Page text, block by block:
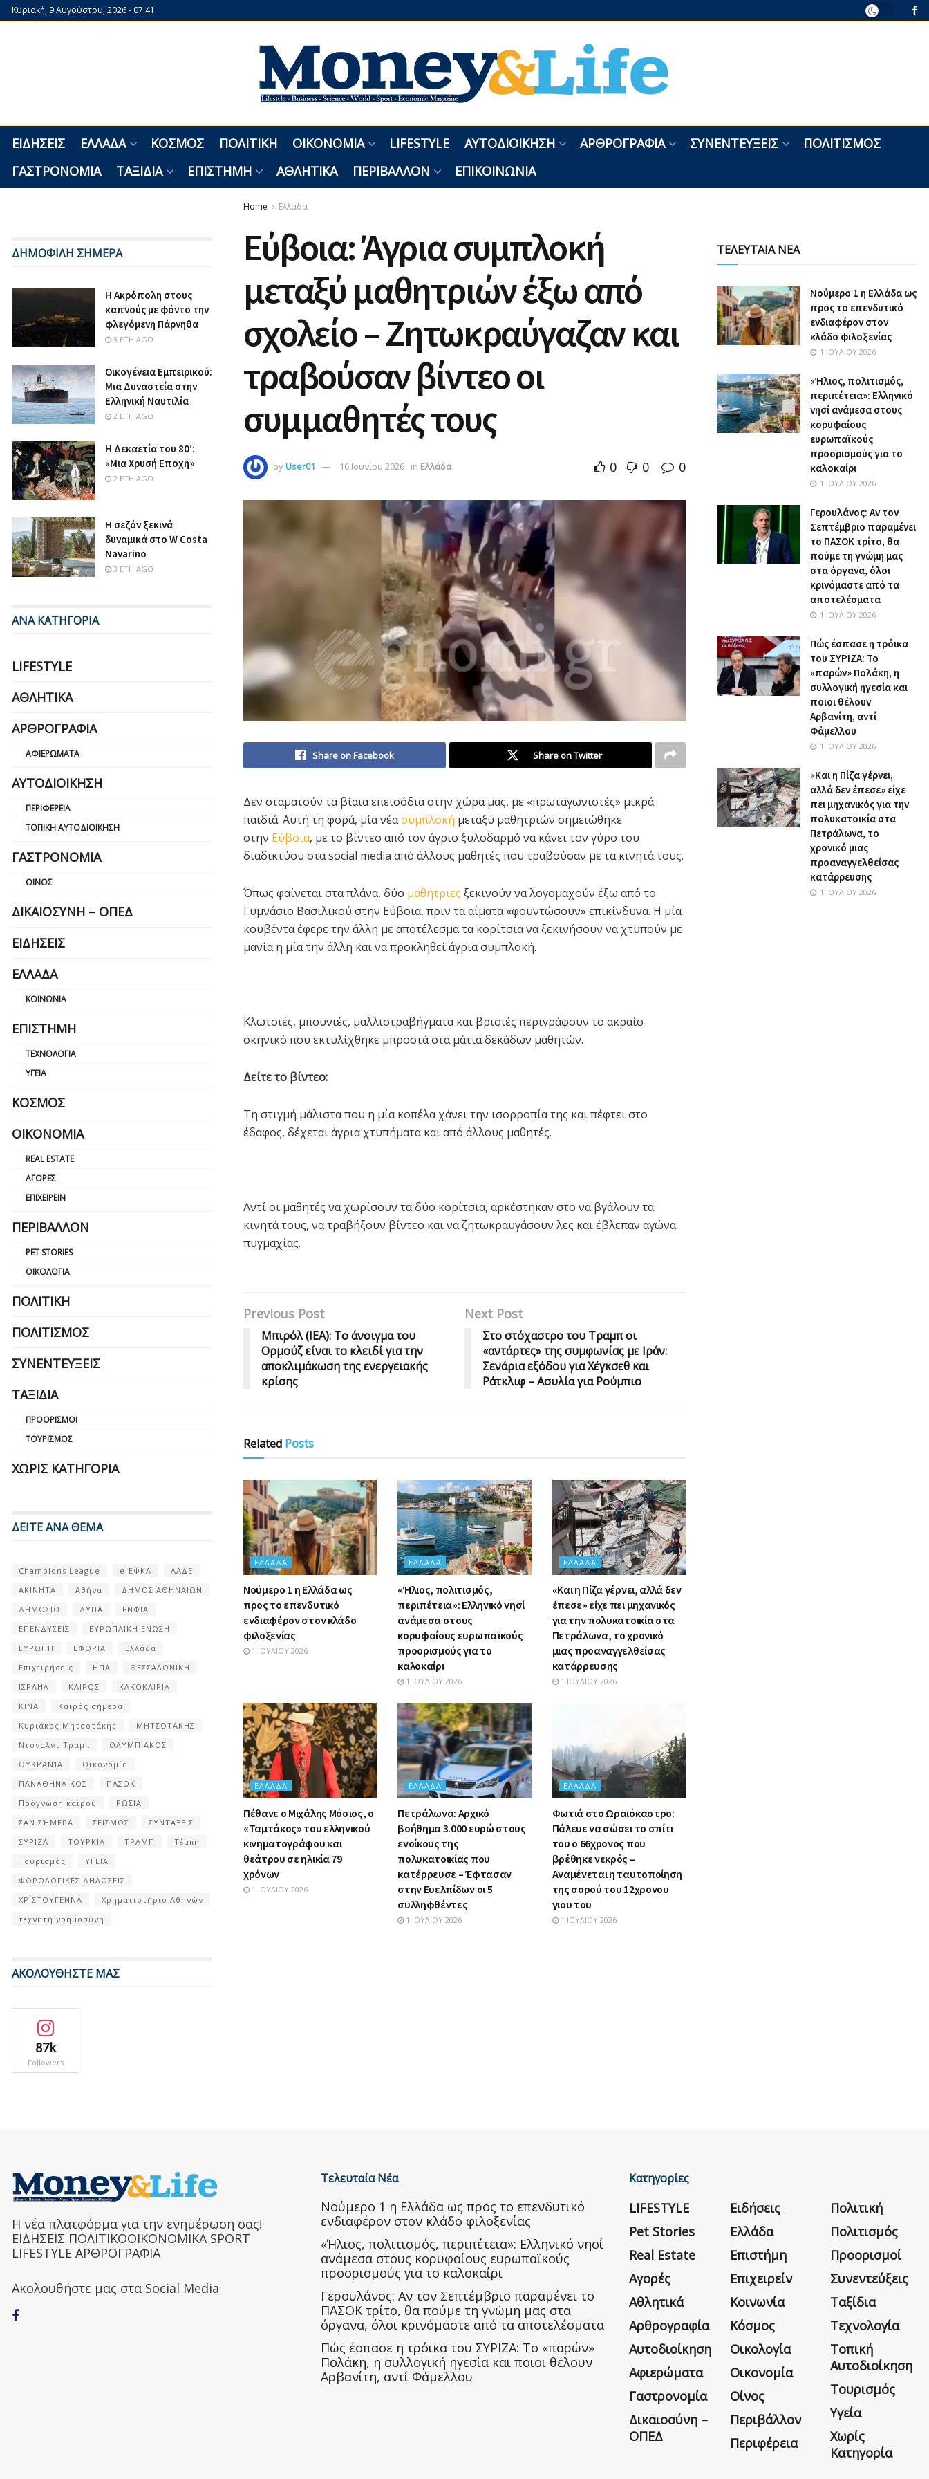
Κυριακή, 9 Αυγούστου, 2026 - 07:41
ΕΙΔΉΣΕΙΣ ΕΛΛΆΔΑ ΚΌΣΜΟΣ ΠΟΛΙΤΙΚΉ ΟΙΚΟΝΟΜΊΑ LIFESTYLE ΑΥΤΟΔΙΟΊΚΗΣΗ ΑΡΘΡΟΓΡΑΦΊΑ ΣΥΝΕΝΤΕΎΞΕΙΣ
ΠΟΛΙΤΙΣΜΌΣ
ΓΑΣΤΡΟΝΟΜΊΑ
ΤΑΞΊΔΙΑ ΕΠΙΣΤΉΜΗ ΑΘΛΗΤΙΚΆ ΠΕΡΙΒΆΛΛΟΝ ΕΠΙΚΟΙΝΩΝΊΑ
Home Ελλάδα
Εύβοια: Άγρια συμπλοκή
μεταξύ μαθητριών έξω από
σχολείο – Ζητωκραύγαζαν και
τραβούσαν βίντεο οι
συμμαθητές τους
byUser01 16 Ιουνίου 2026 in Ελλάδα 0 0 0
Share on Facebook Share on Twitter
Δεν σταματούν τα βίαια επεισόδια στην χώρα μας, με «πρωταγωνιστές» μικρά
παιδιά. Αυτή τη φορά, μία νέασυμπλοκή μεταξύ μαθητριών σημειώθηκε
στην Εύβοια, με το βίντεο από τον άγριο ξυλοδαρμό να κάνει τον γύρο του
διαδικτύου στα social media από άλλους μαθητές που τραβούσαν με τα κινητά τους.
Όπως φαίνεται στα πλάνα, δύο μαθήτριες ξεκινούν να λογομαχούν έξω από το
Γυμνάσιο Βασιλικού στην Εύβοια, πριν τα αίματα «φουντώσουν» επικίνδυνα. Η μία
κουβέντα έφερε την άλλη με αποτέλεσμα τα κορίτσια να ξεκινήσουν να χτυπούν με
μανία η μία την άλλη και να προκληθεί άγρια συμπλοκή.
Κλωτσιές, μπουνιές, μαλλιοτραβήγματα και βρισιές περιγράφουν το ακραίο
σκηνικό που εκτυλίχθηκε μπροστά στα μάτια δεκάδων μαθητών.
Δείτε το βίντεο:
Τη στιγμή μάλιστα που η μία κοπέλα χάνει την ισορροπία της και πέφτει στο
έδαφος, δέχεται άγρια χτυπήματα και από άλλους μαθητές.
Αντί οι μαθητές να χωρίσουν τα δύο κορίτσια, αρκέστηκαν στο να βγάλουν τα
κινητά τους, να τραβήξουν βίντεο και να ζητωκραυγάσουν λες και έβλεπαν αγώνα
πυγμαχίας.
Previous Post
Μπιρόλ (ΙΕΑ): Το άνοιγμα του
Ορμούζ είναι το κλειδί για την
αποκλιμάκωση της ενεργειακής
κρίσης
Next Post
Στο στόχαστρο του Τραμπ οι
«αντάρτες» της συμφωνίας με Ιράν:
Σενάρια εξόδου για Χέγκσεθ και
Ράτκλιφ – Ασυλία για Ρούμπιο
Related Posts
ΕΛΛΆΔΑ
Nούμερο 1 η Ελλάδα ως
προς το επενδυτικό
ενδιαφέρον στον κλάδο
φιλοξενίας
1 ΙΟΥΛΊΟΥ 2026
ΕΛΛΆΔΑ
«Ήλιος, πολιτισμός,
περιπέτεια»: Ελληνικό νησί
ανάμεσα στους
κορυφαίους ευρωπαϊκούς
προορισμούς για το
καλοκαίρι
1 ΙΟΥΛΊΟΥ 2026
ΕΛΛΆΔΑ
«Και η Πίζα γέρνει, αλλά δεν
έπεσε» είχε πει μηχανικός
για την πολυκατοικία στα
Πετράλωνα, το χρονικό
μιας προαναγγελθείσας
κατάρρευσης
1 ΙΟΥΛΊΟΥ 2026
ΕΛΛΆΔΑ
Πέθανε ο Μιχάλης Μόσιος, ο
«Ταμτάκος» του ελληνικού
κινηματογράφου και
θεάτρου σε ηλικία 79
χρόνων
1 ΙΟΥΛΊΟΥ 2026
ΕΛΛΆΔΑ
Πετράλωνα: Αρχικό
βοήθημα 3.000 ευρώ στους
ενοίκους της
πολυκατοικίας που
κατέρρευσε – Έφτασαν
στην Ευελπίδων οι 5
συλληφθέντες
1 ΙΟΥΛΊΟΥ 2026
ΕΛΛΆΔΑ
Φωτιά στο Ωραιόκαστρο:
Πάλευε να σώσει το σπίτι
του ο 66χρονος που
βρέθηκε νεκρός –
Αναμένεται η ταυτοποίηση
της σορού του 12χρονου
γιου του
1 ΙΟΥΛΊΟΥ 2026
ΔΗΜΟΦΙΛΗ ΣΗΜΕΡΑ
Η Ακρόπολη στους
καπνούς με φόντο την
φλεγόμενη Πάρνηθα
3 ΈΤΗ AGO
Οικογένεια Εμπειρικού:
Μια Δυναστεία στην
Ελληνική Ναυτιλία
2 ΈΤΗ AGO
Η Δεκαετία του 80′:
«Μια Χρυσή Εποχή»
2 ΈΤΗ AGO
Η σεζόν ξεκινά
δυναμικά στο W Costa
Navarino
3 ΈΤΗ AGO
ΑΝΑ ΚΑΤΗΓΟΡΙΑ
LIFESTYLE
ΑΘΛΗΤΙΚΆ
ΑΡΘΡΟΓΡΑΦΊΑ
ΑΦΙΕΡΏΜΑΤΑ
ΑΥΤΟΔΙΟΊΚΗΣΗ
ΠΕΡΙΦΈΡΕΙΑ
ΤΟΠΙΚΉ ΑΥΤΟΔΙΟΊΚΗΣΗ
ΓΑΣΤΡΟΝΟΜΊΑ
ΟΊΝΟΣ
ΔΙΚΑΙΟΣΎΝΗ – ΟΠΕΔ
ΕΙΔΉΣΕΙΣ
ΕΛΛΆΔΑ
ΚΟΙΝΩΝΊΑ
ΕΠΙΣΤΉΜΗ
ΤΕΧΝΟΛΟΓΊΑ
ΥΓΕΊΑ
ΚΌΣΜΟΣ
ΟΙΚΟΝΟΜΊΑ
REAL ESTATE
ΑΓΟΡΈΣ
ΕΠΙΧΕΙΡΕΊΝ
ΠΕΡΙΒΆΛΛΟΝ
PET STORIES
ΟΙΚΟΛΟΓΊΑ
ΠΟΛΙΤΙΚΉ
ΠΟΛΙΤΙΣΜΌΣ
ΣΥΝΕΝΤΕΎΞΕΙΣ
ΤΑΞΊΔΙΑ
ΠΡΟΟΡΙΣΜΟΊ
ΤΟΥΡΙΣΜΌΣ
ΧΩΡΊΣ ΚΑΤΗΓΟΡΊΑ
ΔΕΙΤΕ ΑΝΑ ΘΕΜΑ
Champions League e-ΕΦΚΑ
ΑΑΔΕ
ΑΚΙΝΗΤΑ
Αθήνα
ΔΗΜΟΣ ΑΘΗΝΑΙΩΝ
ΔΗΜΟΣΙΟ
ΔΥΠΑ
ΕΝΦΙΑ
ΕΠΕΝΔΥΣΕΙΣ
ΕΥΡΩΠΑΪΚΗ ΕΝΩΣΗ
ΕΥΡΩΠΗ
ΕΦΟΡΙΑ
Ελλάδα
Επιχειρήσεις
ΗΠΑ
ΘΕΣΣΑΛΟΝΙΚΗ
ΙΣΡΑΗΛ
ΚΑΙΡΟΣ
ΚΑΚΟΚΑΙΡΙΑ
ΚΙΝΑ
Καιρός σήμερα
Κυριάκος Μητσοτάκης
ΜΗΤΣΟΤΑΚΗΣ
Ντόναλντ Τραμπ
ΟΛΥΜΠΙΑΚΟΣ
ΟΥΚΡΑΝΊΑ
Οικονομία
ΠΑΝΑΘΗΝΑΙΚΟΣ
ΠΑΣΟΚ
Πρόγνωση καιρού
ΡΩΣΙΑ
ΣΑΝ ΣΉΜΕΡΑ
ΣΕΙΣΜΟΣ
ΣΥΝΤΑΞΕΙΣ
ΣΥΡΙΖΑ
ΤΟΥΡΚΙΑ ΤΡΑΜΠ
Τέμπη
Τουρισμός
ΥΓΕΙΑ
ΦΟΡΟΛΟΓΙΚΕΣ ΔΗΛΩΣΕΙΣ
ΧΡΙΣΤΟΥΓΕΝΝΑ
Χρηματιστήριο Αθηνών
τεχνητή νοημοσύνη
ΑΚΟΛΟΥΘΗΣΤΕ ΜΑΣ
87k
Followers
ΤΕΛΕΥΤΑΙΑ ΝΕΑ
Nούμερο 1 η Ελλάδα ως
προς το επενδυτικό
ενδιαφέρον στον
κλάδο φιλοξενίας
1 ΙΟΥΛΊΟΥ 2026
«Ήλιος, πολιτισμός,
περιπέτεια»: Ελληνικό
νησί ανάμεσα στους
κορυφαίους
ευρωπαϊκούς
προορισμούς για το
καλοκαίρι
1 ΙΟΥΛΊΟΥ 2026
Γερουλάνος: Αν τον
Σεπτέμβριο παραμένει
το ΠΑΣΟΚ τρίτο, θα
πούμε τη γνώμη μας
στα όργανα, όλοι
κρινόμαστε από τα
αποτελέσματα
1 ΙΟΥΛΊΟΥ 2026
Πώς έσπασε η τρόικα
του ΣΥΡΙΖΑ: Το
«παρών» Πολάκη, η
συλλογική ηγεσία και
ποιοι θέλουν
Αρβανίτη, αντί
Φάμελλου
1 ΙΟΥΛΊΟΥ 2026
«Και η Πίζα γέρνει,
αλλά δεν έπεσε» είχε
πει μηχανικός για την
πολυκατοικία στα
Πετράλωνα, το
χρονικό μιας
προαναγγελθείσας
κατάρρευσης
1 ΙΟΥΛΊΟΥ 2026
Η νέα πλατφόρμα για την ενημέρωση σας!
ΕΙΔΗΣΕΙΣ ΠΟΛΙΤΙΚΟΟΙΚΟΝΟΜΙΚΑ SPORT
LIFESTYLE ΑΡΘΡΟΓΡΑΦΙΑ
Ακολουθήστε μας στα Social Media
Τελευταία Νέα
Nούμερο 1 η Ελλάδα ως προς το επενδυτικό
ενδιαφέρον στον κλάδο φιλοξενίας
«Ήλιος, πολιτισμός, περιπέτεια»: Ελληνικό νησί
ανάμεσα στους κορυφαίους ευρωπαϊκούς
προορισμούς για το καλοκαίρι
Γερουλάνος: Αν τον Σεπτέμβριο παραμένει το
ΠΑΣΟΚ τρίτο, θα πούμε τη γνώμη μας στα
όργανα, όλοι κρινόμαστε από τα αποτελέσματα
Πώς έσπασε η τρόικα του ΣΥΡΙΖΑ: Το «παρών»
Πολάκη, η συλλογική ηγεσία και ποιοι θέλουν
Αρβανίτη, αντί Φάμελλου
Κατηγορίες
LIFESTYLE
Pet Stories
Real Estate
Αγορές
Αθλητικά
Αρθρογραφία
Αυτοδιοίκηση
Αφιερώματα
Γαστρονομία
Δικαιοσύνη –
ΟΠΕΔ
Ειδήσεις
Ελλάδα
Επιστήμη
Επιχειρείν
Κοινωνία
Κόσμος
Οικολογία
Οικονομία
Οίνος
Περιβάλλον
Περιφέρεια
Πολιτική
Πολιτισμός
Προορισμοί
Συνεντεύξεις
Ταξίδια
Τεχνολογία
Τοπική
Αυτοδιοίκηση
Τουρισμός
Υγεία
Χωρίς
Κατηγορία